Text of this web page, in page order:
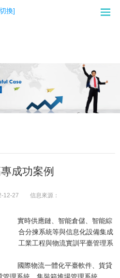
換]
成功案例
12-27 信息來源：
時供應鏈、智能倉儲、智能綜
合分揀系統等與信息化設備集成
工業工程與物流實訓平臺管理系
際物流一體化平臺軟件、貨貸